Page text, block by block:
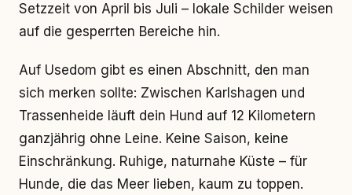
Setzzeit von April bis Juli – lokale Schilder weisen
auf die gesperrten Bereiche hin.
Auf Usedom gibt es einen Abschnitt, den man
sich merken sollte: Zwischen Karlshagen und
Trassenheide läuft dein Hund auf 12 Kilometern
ganzjährig ohne Leine. Keine Saison, keine
Einschränkung. Ruhige, naturnahe Küste – für
Hunde, die das Meer lieben, kaum zu toppen.